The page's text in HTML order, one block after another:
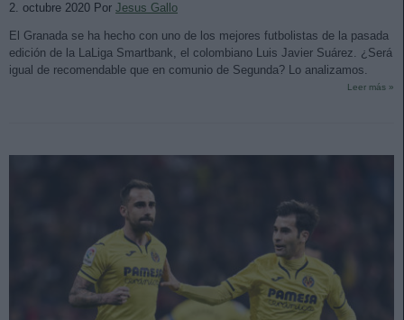
2. octubre 2020 Por Jesus Gallo
El Granada se ha hecho con uno de los mejores futbolistas de la pasada
edición de la LaLiga Smartbank, el colombiano Luis Javier Suárez. ¿Será
igual de recomendable que en comunio de Segunda? Lo analizamos.
Leer más »